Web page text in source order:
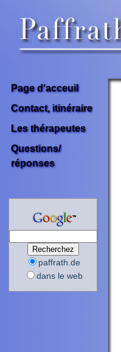
Page d'acceuil
Contact, itinéraire
Les thérapeutes
Questions/
réponses
paffrath.de
dans le web